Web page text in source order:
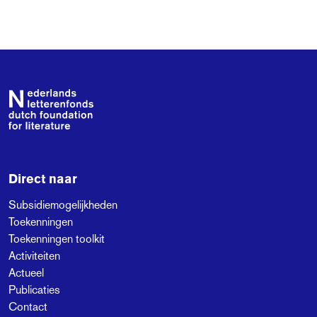
Footer
Direct naar
Subsidiemogelijkheden
Toekenningen
Toekenningen toolkit
Activiteiten
Actueel
Publicaties
Contact